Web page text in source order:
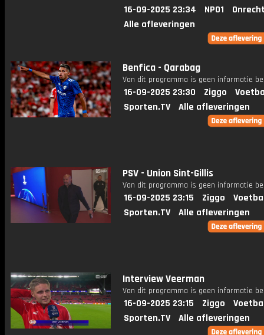
16-09-2025 23:34 NPO1
Alle afleveringen
Benfica - Qarabag
Van dit programma is geen informatie
16-09-2025 23:30 Ziggo
Sporten.TV
Alle afleveringen
PSV - Union Sint-Gillis
Van dit programma is geen informatie
16-09-2025 23:15 Ziggo
Sporten.TV
Alle afleveringen
Interview Veerman
Van dit programma is geen informatie
16-09-2025 23:15 Ziggo
Sporten.TV
Alle afleveringen